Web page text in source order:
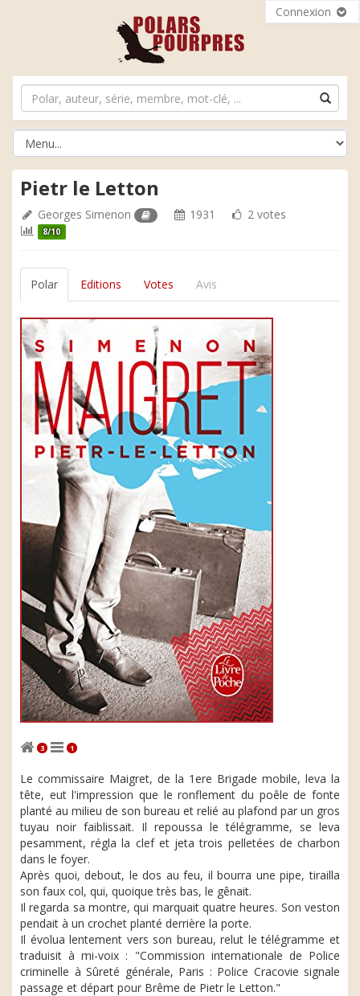
Connexion
Pietr le Letton
Georges Simenon 1931 2 votes
8/10
Polar Editions Votes Avis
3 1
Le commissaire Maigret, de la 1ere Brigade mobile, leva la
tête, eut l'impression que le ronflement du poêle de fonte
planté au milieu de son bureau et relié au plafond par un gros
tuyau noir faiblissait. Il repoussa le télégramme, se leva
pesamment, régla la clef et jeta trois pelletées de charbon
dans le foyer.
Après quoi, debout, le dos au feu, il bourra une pipe, tirailla
son faux col, qui, quoique très bas, le gênait.
Il regarda sa montre, qui marquait quatre heures. Son veston
pendait à un crochet planté derrière la porte.
Il évolua lentement vers son bureau, relut le télégramme et
traduisit à mi-voix : "Commission internationale de Police
criminelle à Sûreté générale, Paris : Police Cracovie signale
passage et départ pour Brême de Pietr le Letton."